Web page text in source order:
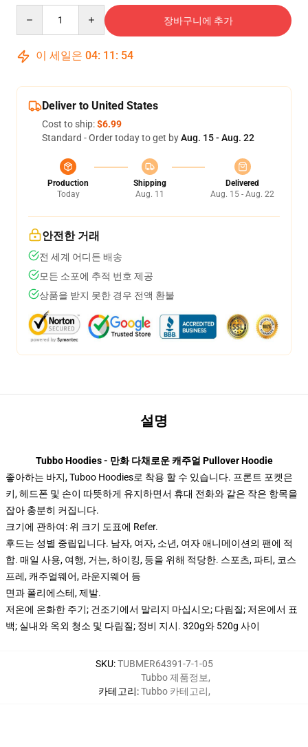
장바구니에 추가
이 세일은 04: 11 : 54
Deliver to United States
Cost to ship:$6.99
Standard - Order today to get byAug. 15 - Aug. 22
Production
Today
Shipping
Aug. 11
Delivered
Aug. 15 - Aug. 22
안전한 거래
전 세계 어디든 배송
모든 소포에 추적 번호 제공
상품을 받지 못한 경우 전액 환불
설명
Tubbo Hoodies - 만화 다채로운 캐주얼 Pullover Hoodie
좋아하는 바지, Tuboo Hoodies로 착용 할 수 있습니다. 프론트 포켓은
키, 헤드폰 및 손이 따뜻하게 유지하면서 휴대 전화와 같은 작은 항목을
잡아 충분히 커집니다.
크기에 관하여: 위 크기 도표에 Refer.
후드는 성별 중립입니다. 남자, 여자, 소년, 여자 애니메이션의 팬에 적
합. 매일 사용, 여행, 거는, 하이킹, 등을 위해 적당한. 스포츠, 파티, 코스
프레, 캐주얼웨어, 라운지웨어 등
면과 폴리에스테, 제발.
저온에 온화한 주기; 건조기에서 말리지 마십시오; 다림질; 저온에서 표
백; 실내와 옥외 청소 및 다림질; 정비 지시. 320g와 520g 사이
SKU:TUBMER64391-7-1-05
카테고리:
Tubbo 제품정보,
Tubbo 카테고리,